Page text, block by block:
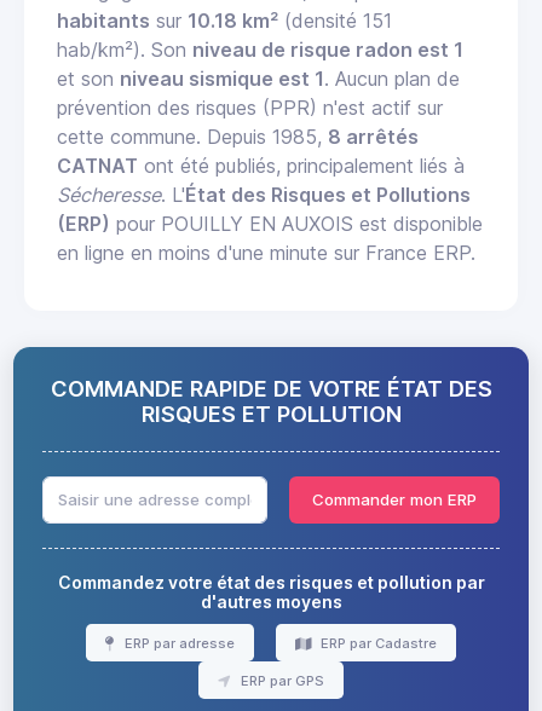
habitants sur 10.18 km² (densité 151
hab/km²). Son niveau de risque radon est 1
et son niveau sismique est 1. Aucun plan de
prévention des risques (PPR) n'est actif sur
cette commune. Depuis 1985, 8 arrêtés
CATNAT ont été publiés, principalement liés à
Sécheresse. L'État des Risques et Pollutions
(ERP) pour POUILLY EN AUXOIS est disponible
en ligne en moins d'une minute sur France ERP.
COMMANDE RAPIDE DE VOTRE ÉTAT DES
RISQUES ET POLLUTION
Commander mon ERP
Commandez votre état des risques et pollution par
d'autres moyens
ERP par adresse ERP par Cadastre
ERP par GPS